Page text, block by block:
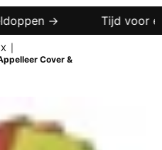
TESLA→ Tijd voor
Cover &